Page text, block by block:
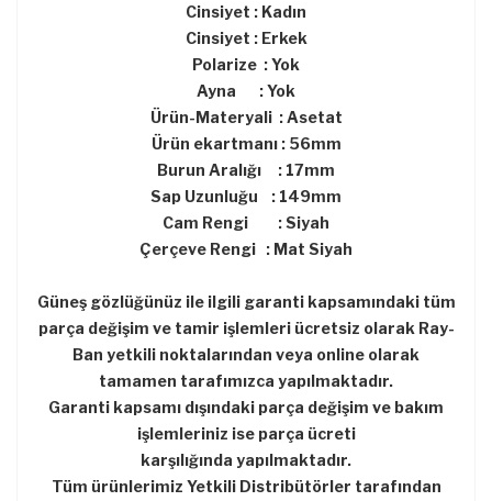
Cinsiyet : Kadın
Cinsiyet : Erkek
Polarize : Yok
Ayna : Yok
Ürün-Materyali : Asetat
Ürün ekartmanı : 56mm
Burun Aralığı : 17mm
Sap Uzunluğu : 149mm
Cam Rengi : Siyah
Çerçeve Rengi : Mat Siyah
Güneş gözlüğünüz ile ilgili garanti kapsamındaki tüm
parça değişim ve tamir işlemleri ücretsiz olarak Ray-
Ban yetkili noktalarından veya online olarak
tamamen tarafımızca yapılmaktadır.
Garanti kapsamı dışındaki parça değişim ve bakım
işlemleriniz ise parça ücreti
karşılığında yapılmaktadır.
Tüm ürünlerimiz Yetkili Distribütörler tarafından